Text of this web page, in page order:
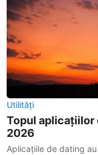
Utilități
Topul aplicațiilor
2026
Aplicațiile de dating